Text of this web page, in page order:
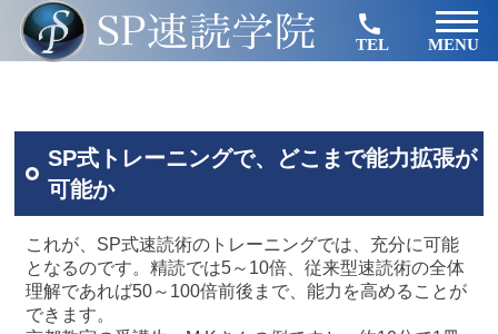
TEL MENU
SP式トレーニングで、どこまで能力拡張が
可能か
これが、SP式速読術のトレーニングでは、充分に可能
となるのです。精読では5～10倍、従来型速読術の全体
理解であれば50～100倍前後まで、能力を高めることが
できます。